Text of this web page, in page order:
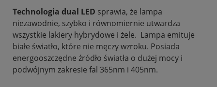
Technologia dual LED sprawia, że lampa
niezawodnie, szybko i równomiernie utwardza
wszystkie lakiery hybrydowe i żele. Lampa emituje
białe światło, które nie męczy wzroku. Posiada
energooszczędne źródło światła o dużej mocy i
podwójnym zakresie fal 365nm i 405nm.